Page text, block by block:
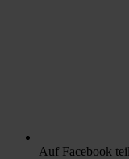
Auf Facebook